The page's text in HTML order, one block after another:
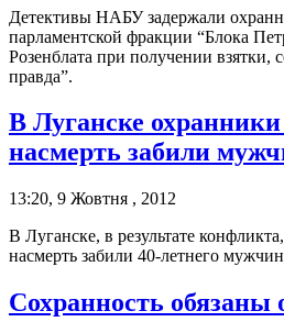
Детективы НАБУ задержали
парламентской фракции “Блока
Розенблата при получении взятки,
правда”.
В Луганске
насмерть забили
13:20, 9 Жовтня , 2012
В Луганске, в результате
насмерть забили 40-летнего
Сохранность обязаны